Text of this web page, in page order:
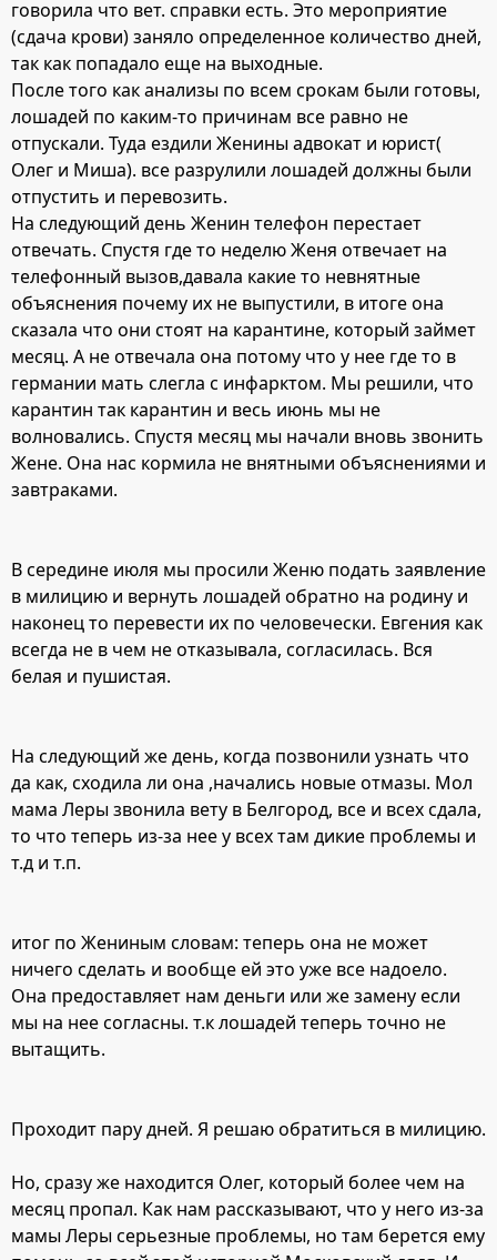
говорила что вет. справки есть. Это мероприятие
(сдача крови) заняло определенное количество дней,
так как попадало еще на выходные.
После того как анализы по всем срокам были готовы,
лошадей по каким-то причинам все равно не
отпускали. Туда ездили Женины адвокат и юрист(
Олег и Миша). все разрулили лошадей должны были
отпустить и перевозить.
На следующий день Женин телефон перестает
отвечать. Спустя где то неделю Женя отвечает на
телефонный вызов,давала какие то невнятные
объяснения почему их не выпустили, в итоге она
сказала что они стоят на карантине, который займет
месяц. А не отвечала она потому что у нее где то в
германии мать слегла с инфарктом. Мы решили, что
карантин так карантин и весь июнь мы не
волновались. Спустя месяц мы начали вновь звонить
Жене. Она нас кормила не внятными объяснениями и
завтраками.
В середине июля мы просили Женю подать заявление
в милицию и вернуть лошадей обратно на родину и
наконец то перевести их по человечески. Евгения как
всегда не в чем не отказывала, согласилась. Вся
белая и пушистая.
На следующий же день, когда позвонили узнать что
да как, сходила ли она ,начались новые отмазы. Мол
мама Леры звонила вету в Белгород, все и всех сдала,
то что теперь из-за нее у всех там дикие проблемы и
т.д и т.п.
итог по Жениным словам: теперь она не может
ничего сделать и вообще ей это уже все надоело.
Она предоставляет нам деньги или же замену если
мы на нее согласны. т.к лошадей теперь точно не
вытащить.
Проходит пару дней. Я решаю обратиться в милицию.
Но, сразу же находится Олег, который более чем на
месяц пропал. Как нам рассказывают, что у него из-за
мамы Леры серьезные проблемы, но там берется ему